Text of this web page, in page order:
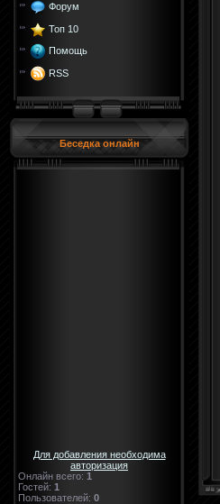
Форум
Топ 10
Помощь
RSS
Беседка онлайн
Для добавления необходима
авторизация
Онлайн всего: 1
Гостей: 1
Пользователей: 0